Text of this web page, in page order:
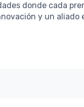
donde cada
y un aliado